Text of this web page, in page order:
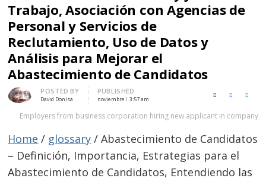
Trabajo, Asociación con Agencias de
Personal y Servicios de
Reclutamiento, Uso de Datos y
Análisis para Mejorar el
Abastecimiento de Candidatos
Author
POSTED BY
David Donisa
PUBLISHED
noviembre 3:57 am X (Twitter)Facebook
Employers from business corporation hiring new applicant in company
Home / glossary /Abastecimiento de Candidatos
– Definición, Importancia, Estrategias para el
Abastecimiento de Candidatos, Entendiendo las